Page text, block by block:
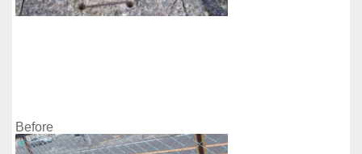
Before